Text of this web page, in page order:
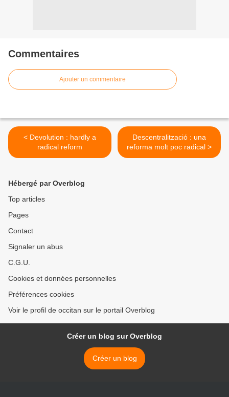
Commentaires
Ajouter un commentaire
< Devolution : hardly a
radical reform
Descentralització : una
reforma molt poc radical >
Hébergé par Overblog
Top articles
Pages
Contact
Signaler un abus
C.G.U.
Cookies et données personnelles
Préférences cookies
Voir le profil de occitan sur le portail Overblog
Créer un blog sur Overblog
Créer un blog